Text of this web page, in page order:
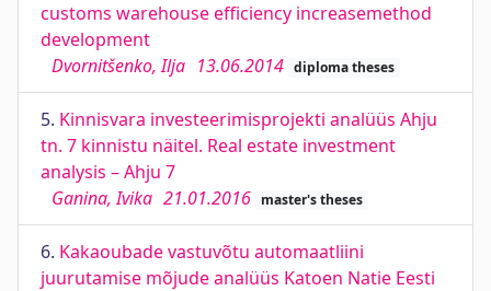
customs warehouse efficiency increasemethod
development
Dvornitšenko, Ilja 13.06.2014 diploma theses
5. Kinnisvara investeerimisprojekti analüüs Ahju
tn. 7 kinnistu näitel. Real estate investment
analysis – Ahju 7
Ganina, Ivika 21.01.2016 master's theses
6. Kakaoubade vastuvõtu automaatliini
juurutamise mõjude analüüs Katoen Natie Eesti